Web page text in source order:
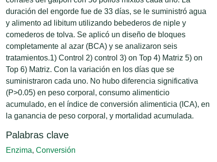
duración del engorde fue de 33 días, se le suministró agua
y alimento ad libitum utilizando bebederos de niple y
comederos de tolva. Se aplicó un diseño de bloques
completamente al azar (BCA) y se analizaron seis
tratamientos.1) Control 2) control 3) on Top 4) Matriz 5) on
Top 6) Matriz. Con la variación en los días que se
suministraron cada uno. No hubo diferencia significativa
(P>0.05) en peso corporal, consumo alimenticio
acumulado, en el índice de conversión alimenticia (ICA), en
la ganancia de peso corporal, y mortalidad acumulada.
Palabras clave
Enzima, Conversión